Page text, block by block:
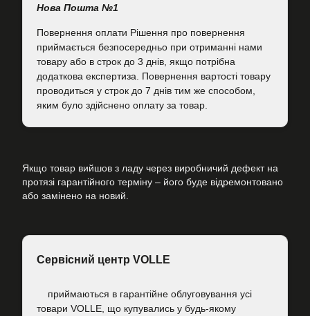
Нова Пошта №1
Повернення оплати Рішення про повернення
приймається безпосередньо при отриманні нами
товару або в строк до 3 днів, якщо потрібна
додаткова експертиза. Повернення вартості товару
проводиться у строк до 7 днів тим же способом,
яким було здійснено оплату за товар.
Якщо товар вийшов з ладу через виробничий дефект на
протязі гарантійного терміну – його буде відремонтовано
або замінено на новий.
Сервісний центр VOLLE
приймаються в гарантійне облуговування усі
товари VOLLE, що купувались у будь-якому